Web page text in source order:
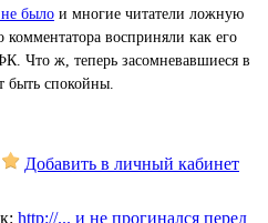
было и многие читатели ложную
восприняли как его
Что ж, теперь засомневавшиеся в
быть спокойны.
Добавить в личный кабинет
http://... и не прогинался перед